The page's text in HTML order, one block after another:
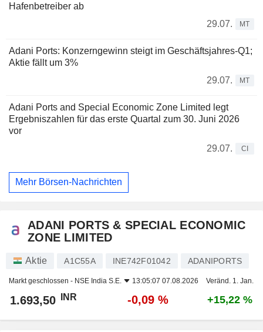
Hafenbetreiber ab
29.07.
MT
Adani Ports: Konzerngewinn steigt im Geschäftsjahres-Q1;
Aktie fällt um 3%
29.07.
MT
Adani Ports and Special Economic Zone Limited legt
Ergebniszahlen für das erste Quartal zum 30. Juni 2026
vor
29.07.
CI
Mehr Börsen-Nachrichten
ADANI PORTS & SPECIAL ECONOMIC
ZONE LIMITED
Aktie A1C55A INE742F01042 ADANIPORTS
Markt geschlossen - NSE India S.E. 13:05:07 07.08.2026 Veränd. 1. Jan.
1.693,50 INR -0,09 % +15,22 %